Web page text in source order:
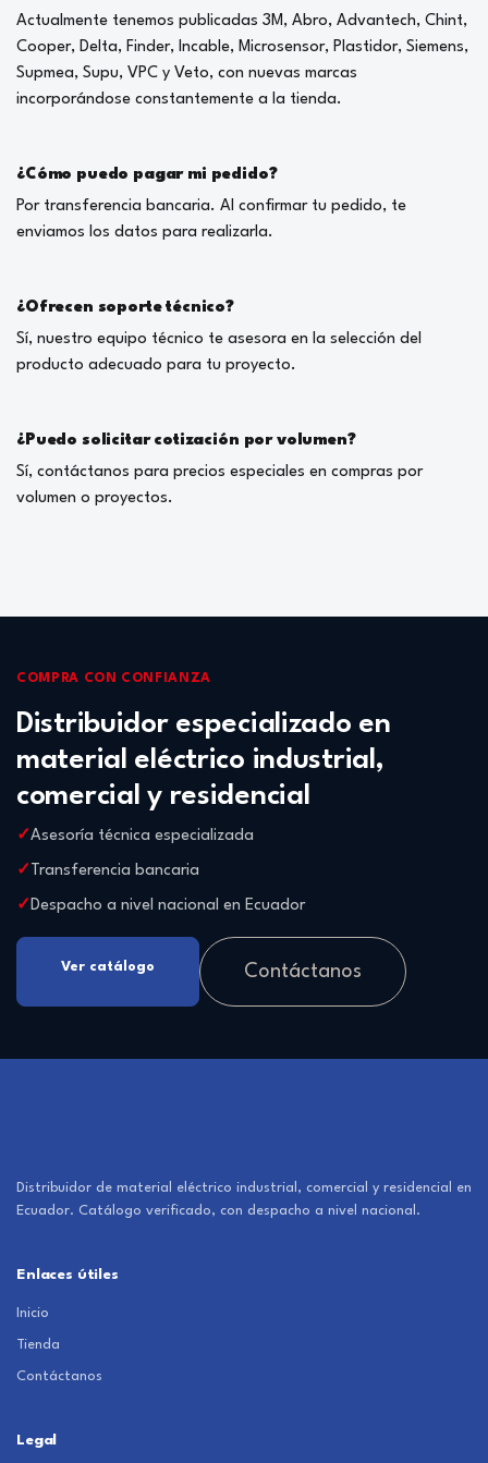
Actualmente tenemos publicadas 3M, Abro, Advantech, Chint,
Cooper, Delta, Finder, Incable, Microsensor, Plastidor, Siemens,
Supmea, Supu, VPC y Veto, con nuevas marcas
incorporándose constantemente a la tienda.
¿Cómo puedo pagar mi pedido?
Por transferencia bancaria. Al confirmar tu pedido, te
enviamos los datos para realizarla.
¿Ofrecen soporte técnico?
Sí, nuestro equipo técnico te asesora en la selección del
producto adecuado para tu proyecto.
¿Puedo solicitar cotización por volumen?
Sí, contáctanos para precios especiales en compras por
volumen o proyectos.
COMPRA CON CONFIANZA
Distribuidor especializado en
material eléctrico industrial,
comercial y residencial
Asesoría técnica especializada
Transferencia bancaria
Despacho a nivel nacional en Ecuador
Ver catálogo Contáctanos
Distribuidor de material eléctrico industrial, comercial y residencial en
Ecuador. Catálogo verificado, con despacho a nivel nacional.
Enlaces útiles
Inicio
Tienda
Contáctanos
Legal